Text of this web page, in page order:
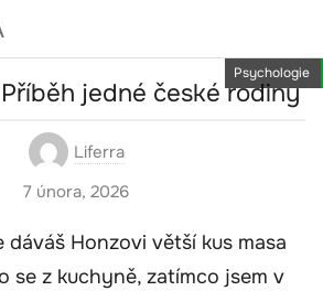
Psychologie
jedné české rodiny
Liferra
7 února, 2026
dáváš Honzovi větší kus masa
se z kuchyně, zatímco jsem v